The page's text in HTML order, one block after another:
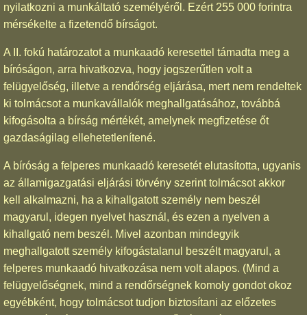
nyilatkozni a munkáltató személyéről. Ezért 255 000 forintra
mérsékelte a fizetendő bírságot.
A II. fokú határozatot a munkaadó keresettel támadta meg a
bíróságon, arra hivatkozva, hogy jogszerűtlen volt a
felügyelőség, illetve a rendőrség eljárása, mert nem rendeltek
ki tolmácsot a munkavállalók meghallgatásához, továbbá
kifogásolta a bírság mértékét, amelynek megfizetése őt
gazdaságilag ellehetetlenítené.
A bíróság a felperes munkaadó keresetét elutasította, ugyanis
az államigazgatási eljárási törvény szerint tolmácsot akkor
kell alkalmazni, ha a kihallgatott személy nem beszél
magyarul, idegen nyelvet használ, és ezen a nyelven a
kihallgató nem beszél. Mivel azonban mindegyik
meghallgatott személy kifogástalanul beszélt magyarul, a
felperes munkaadó hivatkozása nem volt alapos. (Mind a
felügyelőségnek, mind a rendőrségnek komoly gondot okoz
egyébként, hogy tolmácsot tudjon biztosítani az előzetes